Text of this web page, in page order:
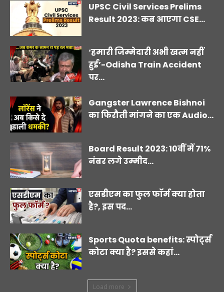
UPSC Civil Services Prelims
Result 2023: कब आएगा CSE...
‘हमारी जिम्मेदारी अभी खत्म नहीं
हुई’-Odisha Train Accident
पर...
Gangster Lawrence Bishnoi
का फिरौती मांगने का एक Audio...
Board Result 2023: 10वीं में 71%
नंबर लगे उम्मीद...
एसडीएम का फुल फॉर्म क्या होता
है?, इस पद...
Sports Quota benefits: स्पोर्ट्स
कोटा क्या है? इससे कहां...
Load more